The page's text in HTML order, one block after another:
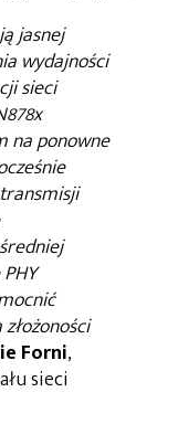
jasnej
wydajności
sieci
na ponowne
Forni,
sieci